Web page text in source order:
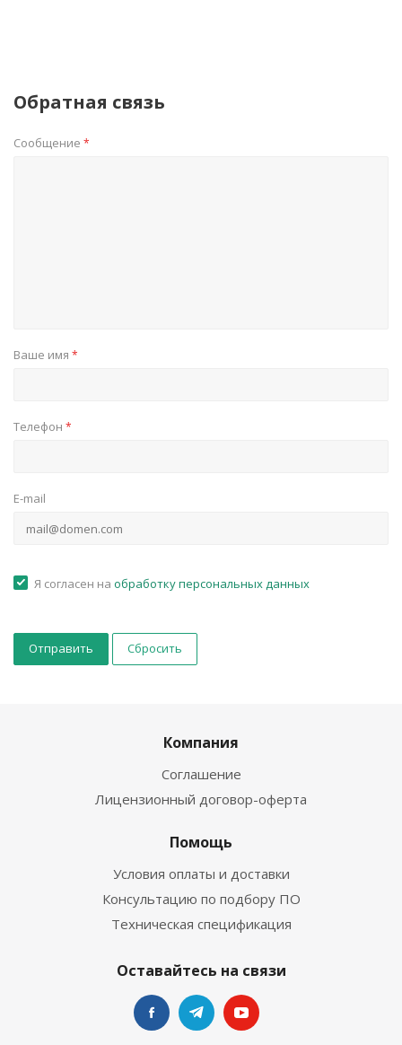
Обратная связь
Сообщение *
Ваше имя *
Телефон *
E-mail
Я согласен на обработку персональных данных
Сбросить
Компания
Соглашение
Лицензионный договор-оферта
Помощь
Условия оплаты и доставки
Консультацию по подбору ПО
Техническая спецификация
Оставайтесь на связи